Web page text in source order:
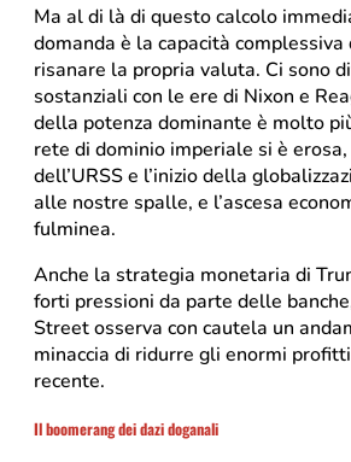
Ma al di là di questo calcolo
domanda è la capacità
risanare la propria valuta. Ci sono
sostanziali con le ere di Nixon e
della potenza dominante è molto
rete di dominio imperiale si è
dell’URSS e l’inizio della
alle nostre spalle, e l’ascesa
fulminea.
Anche la strategia monetaria di
forti pressioni da parte delle
Street osserva con cautela un
minaccia di ridurre gli enormi
recente.
Il boomerang dei dazi doganali